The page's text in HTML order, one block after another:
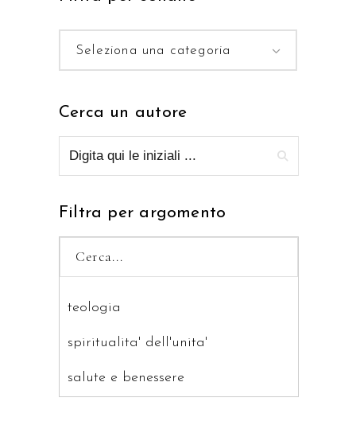
Seleziona una categoria
Cerca un autore
Filtra per argomento
teologia
spiritualita' dell'unita'
salute e benessere